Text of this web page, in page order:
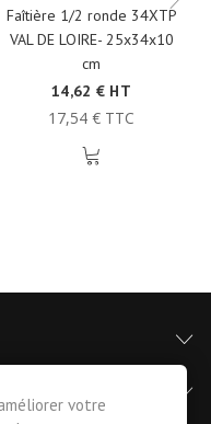
Faîtière 1/2 ronde 34XTP
VAL DE LOIRE- 25x34x10
cm
14,62 € HT
17,54 € TTC
votre